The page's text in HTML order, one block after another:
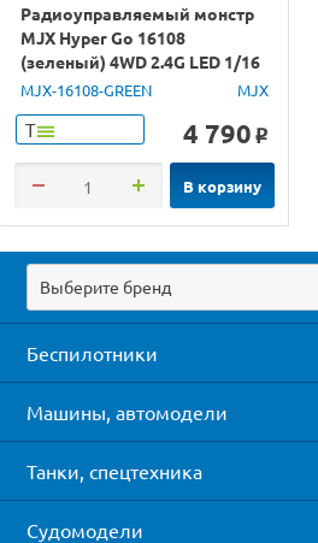
Радиоуправляемый монстр
MJX Hyper Go 16108
(зеленый) 4WD 2.4G LED 1/16
RTR
MJX-16108-GREEN MJX
Т 4 790 o
В корзину
Выберите бренд
Беспилотники
Машины, автомодели
Танки, спецтехника
Судомодели